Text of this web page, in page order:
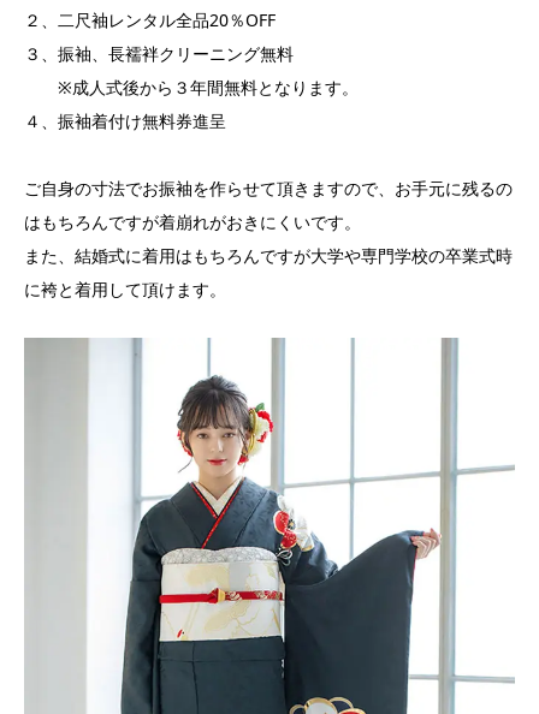
２、二尺袖レンタル全品20％OFF
３、振袖、長襦袢クリーニング無料
※成人式後から３年間無料となります。
４、振袖着付け無料券進呈
ご自身の寸法でお振袖を作らせて頂きますので、お手元に残るの
はもちろんですが着崩れがおきにくいです。
また、結婚式に着用はもちろんですが大学や専門学校の卒業式時
に袴と着用して頂けます。